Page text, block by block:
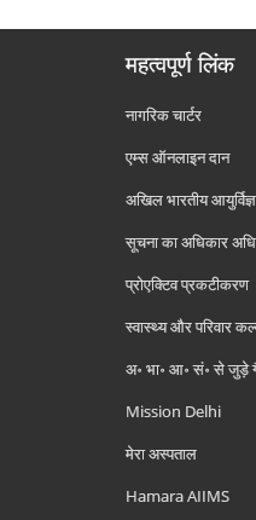
महत्वपूर्ण लिंक
नागरिक चार्टर
एम्स ऑनलाइन दान
अखिल भारतीय
सूचना का अधिकार
प्रोएक्टिव प्रकटीकरण
स्वास्थ्य और परिवार
अ॰ भा॰ आ॰ सं॰ से जुड़े
Mission Delhi
मेरा अस्पताल
Hamara AIIMS